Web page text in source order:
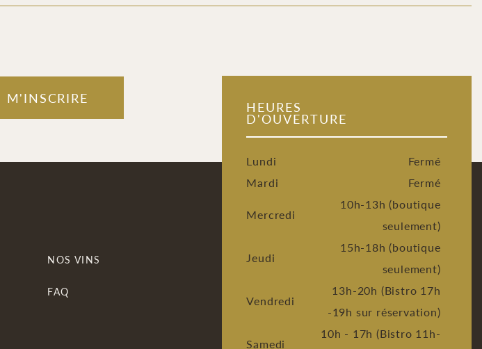
M'INSCRIRE
NOS VINS
FAQ
HEURES
D'OUVERTURE
Lundi
Fermé
Mardi
Fermé
Mercredi
10h-13h (boutique
seulement)
Jeudi
15h-18h (boutique
seulement)
Vendredi
13h-20h (Bistro 17h
-19h sur réservation)
Samedi
10h - 17h (Bistro 11h-